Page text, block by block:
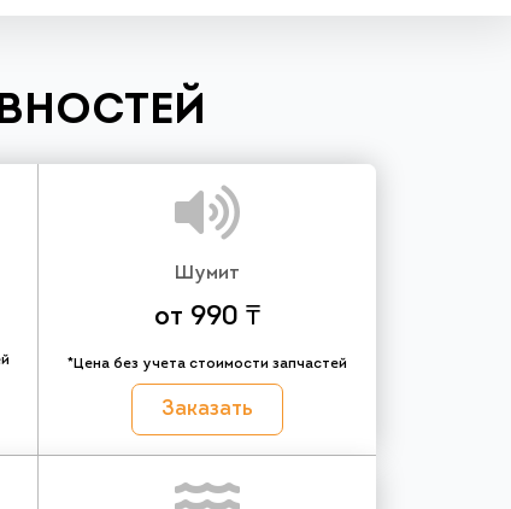
Шумит
от 990 ₸
*Цена без учета стоимости запчастей
Заказать